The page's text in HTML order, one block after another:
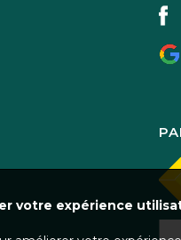
votre expérience